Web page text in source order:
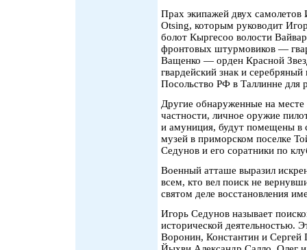
Прах экипажей двух
Otsing, которым руководит
болот Кыргесоо волости
фронтовых штурмовиков —
Ващенко — орден Красной
гвардейский знак и
Посольство РФ в Таллинне для
Другие обнаруженные на
частности, личное оружие
и амуниция, будут помещены в
музей в приморском поселке
Седунов и его соратники по
Военный атташе выразил
всем, кто вел поиск не
святом деле восстановления
Игорь Седунов называет
исторической деятельностью.
Воронин, Константин и